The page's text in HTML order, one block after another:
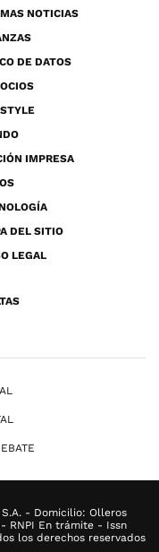
NOTICIAS
DE DATOS
IMPRESA
DEL SITIO
LEGAL
- Domicilio: Olleros
RNPI En trámite - Issn
los derechos reservados